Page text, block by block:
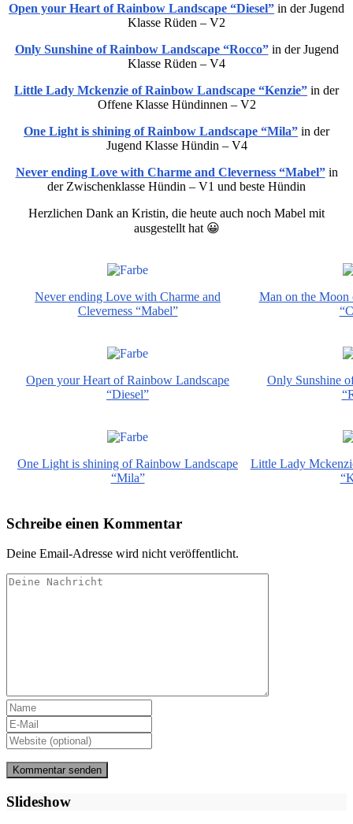
Open your Heart of Rainbow Landscape “Diesel” in der Jugend
Klasse Rüden – V2
Only Sunshine of Rainbow Landscape “Rocco”in der Jugend
Klasse Rüden – V4
Little Lady Mckenzie of Rainbow Landscape “Kenzie” in der
Offene Klasse Hündinnen – V2
One Light is shining of Rainbow Landscape “Mila” in der
Jugend Klasse Hündin – V4
Never ending Love with Charme and Cleverness “Mabel”in
der Zwischenklasse Hündin – V1 und beste Hündin
Herzlichen Dank an Kristin, die heute auch noch Mabel mit
ausgestellt hat 😀
Never ending Love with Charme and
Cleverness “Mabel”
Man on the Moon
Open your Heart of Rainbow Landscape
“Diesel”
Only Sunshine
One Light is shining of Rainbow Landscape
“Mila”
Little Lady
Schreibe einen Kommentar
Deine Email-Adresse wird nicht veröffentlicht.
Slideshow